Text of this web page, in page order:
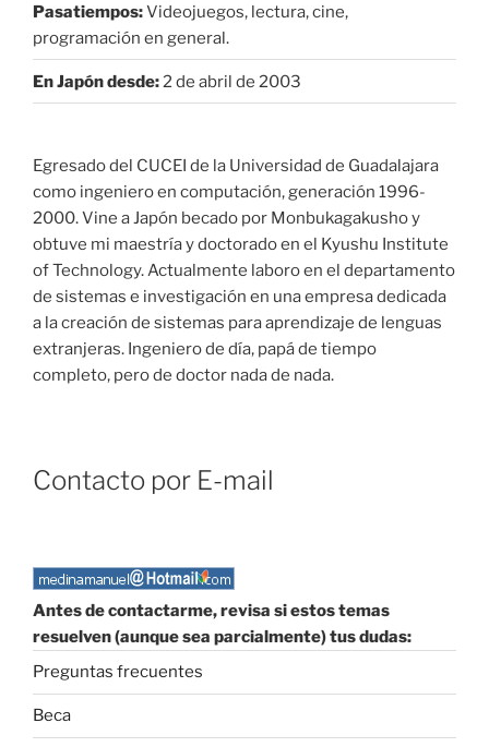
Pasatiempos:Videojuegos, lectura, cine,
programación en general.
En Japón desde:2 de abril de 2003
Egresado del CUCEI de la Universidad de Guadalajara
como ingeniero en computación, generación 1996-
2000. Vine a Japón becado por Monbukagakusho y
obtuve mi maestría y doctorado en el Kyushu Institute
of Technology. Actualmente laboro en el departamento
de sistemas e investigación en una empresa dedicada
a la creación de sistemas para aprendizaje de lenguas
extranjeras. Ingeniero de día, papá de tiempo
completo, pero de doctor nada de nada.
Contacto por E-mail
Antes de contactarme, revisa si estos temas
resuelven (aunque sea parcialmente) tus dudas:
Preguntas frecuentes
Beca